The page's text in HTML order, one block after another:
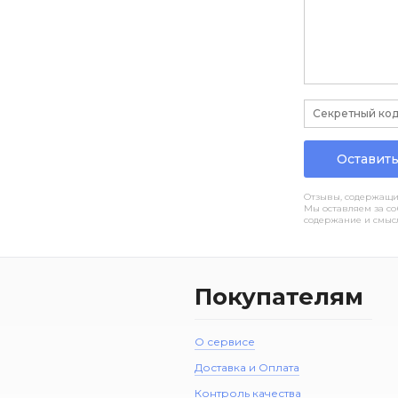
Отзывы,
Мы оставляем за
содержание и
Покупателям
О сервисе
Доставка и Оплата
Контроль качества